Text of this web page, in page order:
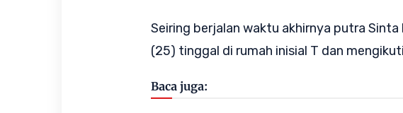
Seiring berjalan waktu akhirnya putra
(25) tinggal di rumah inisial T dan
Baca juga: